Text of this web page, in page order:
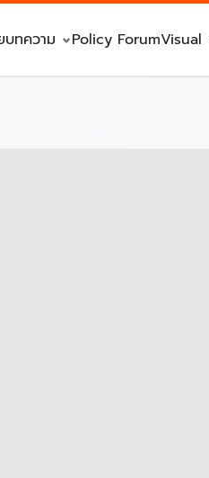
บทความ Policy ForumVisual